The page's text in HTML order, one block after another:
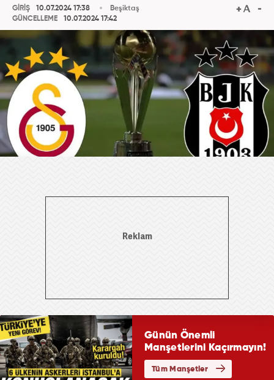
GİRİŞ
10.07.2024 17:38
GÜNCELLEME
10.07.2024 17:42
Beşiktaş